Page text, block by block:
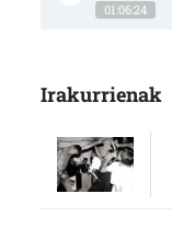
01:06:24
Irakurrienak